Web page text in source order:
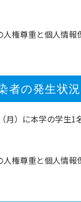
権尊重と個人情報
の発生状
月）に本学の学生
権尊重と個人情報